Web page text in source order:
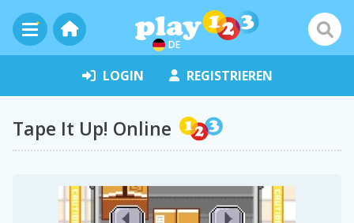
DE
LOGIN REGISTRIEREN
Tape It Up! Online